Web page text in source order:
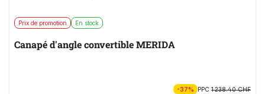
Prix de promotion En stock
Canapé d'angle convertible MERIDA
-37% PPC1 238.40 CHF